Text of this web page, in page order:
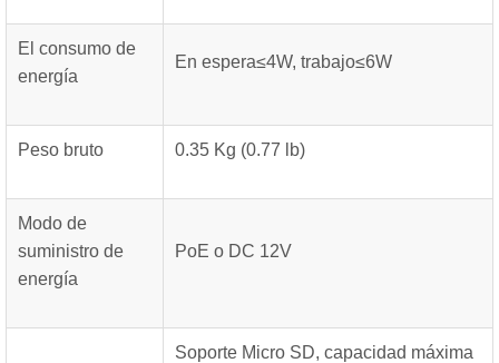
El consumo de
energía
En espera≤4W, trabajo≤6W
Peso bruto 0.35 Kg (0.77 lb)
Modo de
suministro de
energía
PoE o DC 12V
Soporte Micro SD, capacidad máxima